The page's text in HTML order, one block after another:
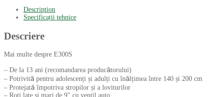
Description
Specificații tehnice
Descriere
Mai multe despre E300S
– De la 13 ani (recomandarea producătorului)
– Potrivită pentru adolescenți și adulți cu înălțimea între 140 și 200 cm
– Protejată împotriva stropilor și a loviturilor
– Roți late și mari de 9″ cu ventil auto